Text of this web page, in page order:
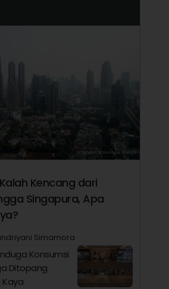
Kencang dari
Singapura, Apa
Simamora
Konsumsi
Ditopang
Kaya